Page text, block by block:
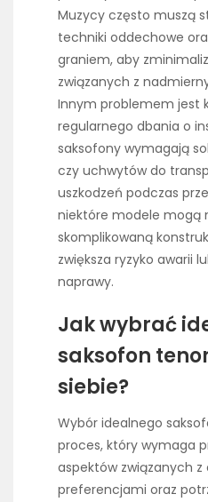
Muzycy często muszą
techniki oddechowe
graniem, aby
związanych z
Innym problemem jest
regularnego dbania o
saksofony wymagają
czy uchwytów do
uszkodzeń podczas
niektóre modele mogą
skomplikowaną
zwiększa ryzyko awarii
naprawy.
Jak wybrać
saksofon
siebie?
Wybór idealnego
proces, który wymaga
aspektów związanych z
preferencjami oraz